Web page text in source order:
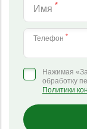
Имя *
Телефон *
Нажимая
обработку
Политики